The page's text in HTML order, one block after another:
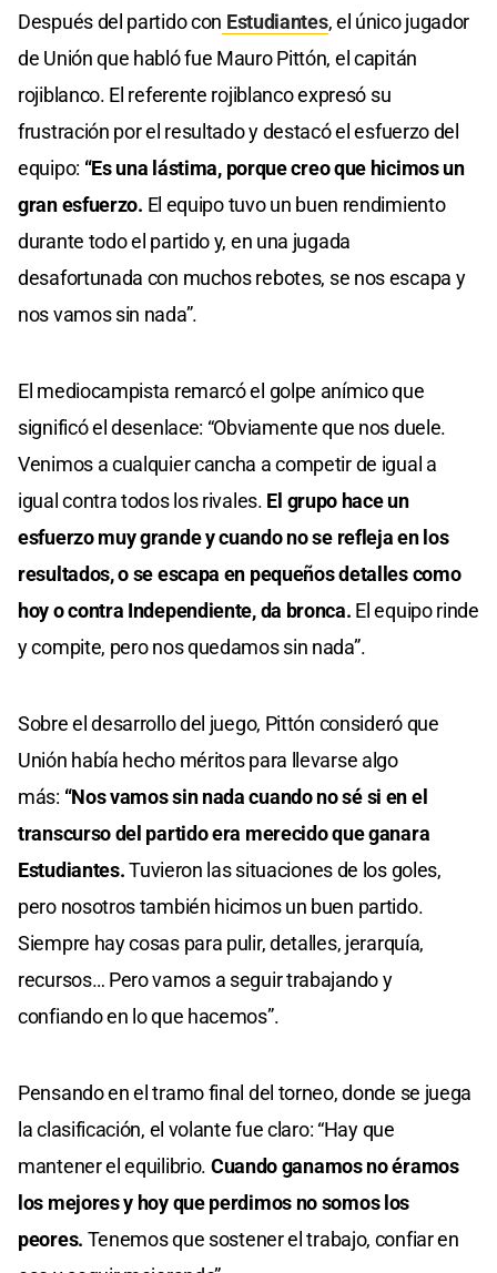
Después del partido con Estudiantes, el único jugador
de Unión que habló fue Mauro Pittón, el capitán
rojiblanco. El referente rojiblanco expresó su
frustración por el resultado y destacó el esfuerzo del
equipo: “Es una lástima, porque creo que hicimos un
gran esfuerzo. El equipo tuvo un buen rendimiento
durante todo el partido y, en una jugada
desafortunada con muchos rebotes, se nos escapa y
nos vamos sin nada”.
El mediocampista remarcó el golpe anímico que
significó el desenlace: “Obviamente que nos duele.
Venimos a cualquier cancha a competir de igual a
igual contra todos los rivales. El grupo hace un
esfuerzo muy grande y cuando no se refleja en los
resultados, o se escapa en pequeños detalles como
hoy o contra Independiente, da bronca. El equipo rinde
y compite, pero nos quedamos sin nada”.
Sobre el desarrollo del juego, Pittón consideró que
Unión había hecho méritos para llevarse algo
más: “Nos vamos sin nada cuando no sé si en el
transcurso del partido era merecido que ganara
Estudiantes.Tuvieron las situaciones de los goles,
pero nosotros también hicimos un buen partido.
Siempre hay cosas para pulir, detalles, jerarquía,
recursos… Pero vamos a seguir trabajando y
confiando en lo que hacemos”.
Pensando en el tramo final del torneo, donde se juega
la clasificación, el volante fue claro: “Hay que
mantener el equilibrio. Cuando ganamos no éramos
los mejores y hoy que perdimos no somos los
peores. Tenemos que sostener el trabajo, confiar en